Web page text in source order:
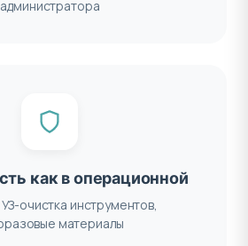
администратора
как в операционной
очистка инструментов,
материалы